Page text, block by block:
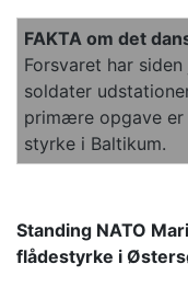
FAKTA om det
Forsvaret har
soldater
primære opgave er
styrke i Baltikum.
Standing NATO
flådestyrke i